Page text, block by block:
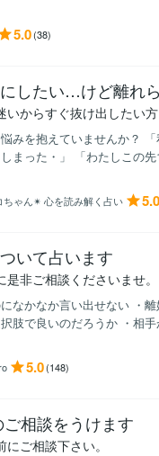
5.0(38)
したい…けど離れ
いからすぐ抜け出したい
みを抱えていませんか？
まった・」 「わたしこの
ちゃん✴︎ 心を読み解く占い 5.0
いて占います
非ご相談くださいませ。
になかなか言い出せない
肢で良いのだろうか ・相
5.0(148)
相談をうけます
にご相談下さい。